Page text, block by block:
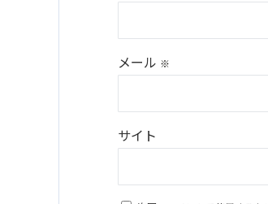
メール ※
サイト